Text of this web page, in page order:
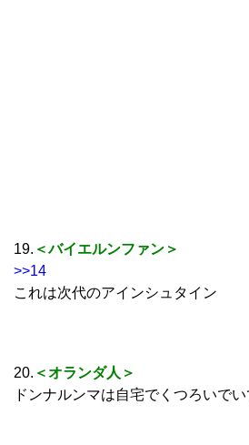
19. ＜バイエルンファン＞
>>14
これは次代のアインシュタイン
20. ＜オランダ人＞
ドンナルンマは自宅でくつろいで